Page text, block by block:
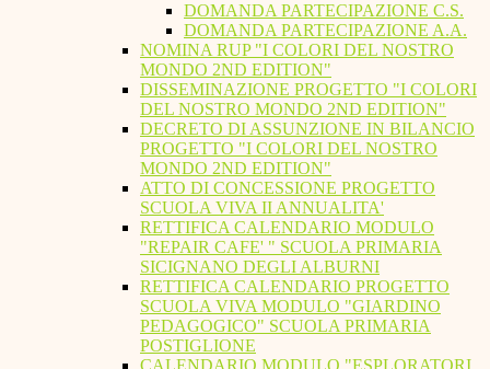
DOMANDA PARTECIPAZIONE C.S.
DOMANDA PARTECIPAZIONE A.A.
NOMINA RUP "I COLORI DEL NOSTRO
MONDO 2ND EDITION"
DISSEMINAZIONE PROGETTO "I COLORI
DEL NOSTRO MONDO 2ND EDITION"
DECRETO DI ASSUNZIONE IN BILANCIO
PROGETTO "I COLORI DEL NOSTRO
MONDO 2ND EDITION"
ATTO DI CONCESSIONE PROGETTO
SCUOLA VIVA II ANNUALITA'
RETTIFICA CALENDARIO MODULO
"REPAIR CAFE' " SCUOLA PRIMARIA
SICIGNANO DEGLI ALBURNI
RETTIFICA CALENDARIO PROGETTO
SCUOLA VIVA MODULO "GIARDINO
PEDAGOGICO" SCUOLA PRIMARIA
POSTIGLIONE